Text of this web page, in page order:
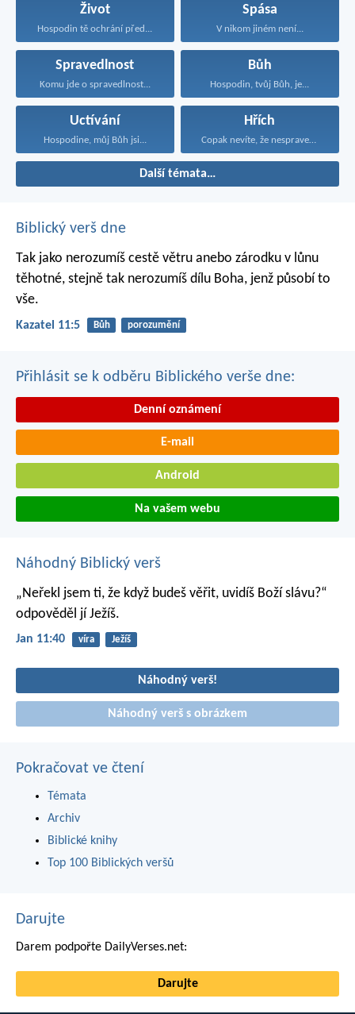
Život
Hospodin tě ochrání před...
Spása
V nikom jiném není...
Spravedlnost
Komu jde o spravedlnost...
Bůh
Hospodin, tvůj Bůh, je...
Uctívání
Hospodine, můj Bůh jsi...
Hřích
Copak nevíte, že nespravedliví...
Další témata…
Biblický verš dne
Tak jako nerozumíš cestě větru anebo zárodku v lůnu
těhotné, stejně tak nerozumíš dílu Boha, jenž působí to
vše.
Kazatel 11:5 Bůh porozumění
Přihlásit se k odběru Biblického verše dne:
Denní oznámení
E-mail
Android
Na vašem webu
Náhodný Biblický verš
„Neřekl jsem ti, že když budeš věřit, uvidíš Boží slávu?“
odpověděl jí Ježíš.
Jan 11:40 víra Ježíš
Náhodný verš!
Náhodný verš s obrázkem
Pokračovat ve čtení
Témata
Archiv
Biblické knihy
Top 100 Biblických veršů
Darujte
Darem podpořte DailyVerses.net:
Darujte